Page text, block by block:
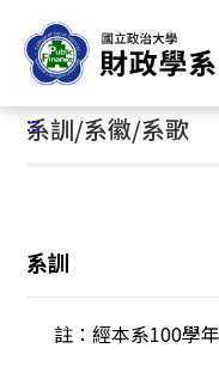
到
要
內
首頁
:::
:::
系訓/系徽/系歌
系訓
註：經本系100學